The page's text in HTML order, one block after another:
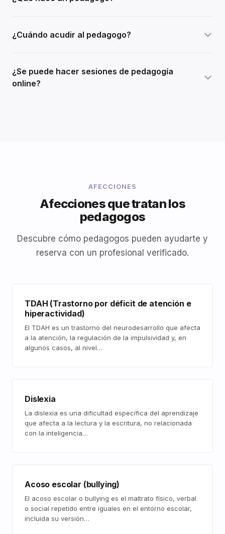
¿Cuándo acudir al pedagogo?
¿Se puede hacer sesiones de pedagogía
online?
AFECCIONES
Afecciones que tratan los
pedagogos
Descubre cómo pedagogos pueden ayudarte y
reserva con un profesional verificado.
TDAH (Trastorno por déficit de atención e
hiperactividad)
El TDAH es un trastorno del neurodesarrollo que afecta
a la atención, la regulación de la impulsividad y, en
algunos casos, al nivel…
Dislexia
La dislexia es una dificultad específica del aprendizaje
que afecta a la lectura y la escritura, no relacionada
con la inteligencia…
Acoso escolar (bullying)
El acoso escolar o bullying es el maltrato físico, verbal
o social repetido entre iguales en el entorno escolar,
incluida su versión…